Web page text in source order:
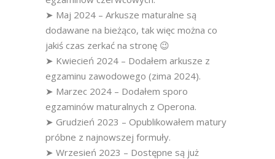
➤ Maj 2024 – Arkusze maturalne są
dodawane na bieżąco, tak więc można co
jakiś czas zerkać na stronę 😉
➤ Kwiecień 2024 – Dodałem arkusze z
egzaminu zawodowego (zima 2024).
➤ Marzec 2024 – Dodałem sporo
egzaminów maturalnych z Operona.
➤ Grudzień 2023 – Opublikowałem matury
próbne z najnowszej formuły.
➤ Wrzesień 2023 – Dostępne są już